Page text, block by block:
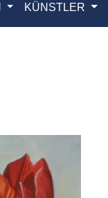
KÜNSTLER